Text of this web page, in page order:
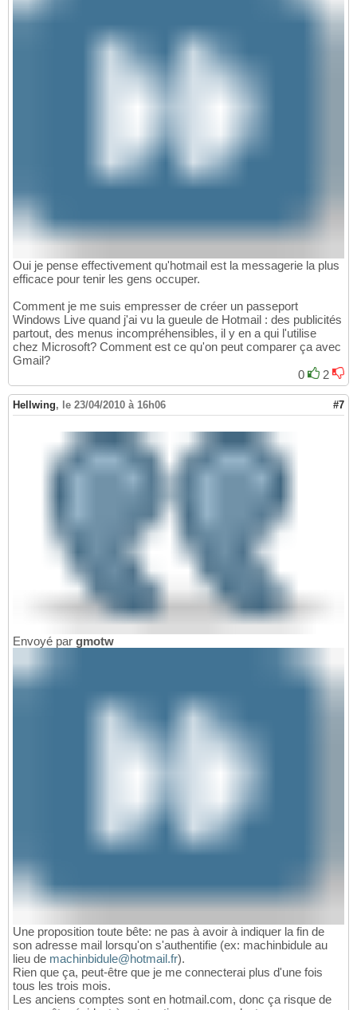
Oui je pense effectivement qu'hotmail est la messagerie la plus
efficace pour tenir les gens occuper.
Comment je me suis empresser de créer un passeport
Windows Live quand j'ai vu la gueule de Hotmail : des publicités
partout, des menus incompréhensibles, il y en a qui l'utilise
chez Microsoft? Comment est ce qu'on peut comparer ça avec
Gmail?
0
2
Hellwing, le 23/04/2010 à 16h06 #7
Envoyé par gmotw
Une proposition toute bête: ne pas à avoir à indiquer la fin de
son adresse mail lorsqu'on s'authentifie (ex: machinbidule au
lieu de machinbidule@hotmail.fr).
Rien que ça, peut-être que je me connecterai plus d'une fois
tous les trois mois.
Les anciens comptes sont en hotmail.com, donc ça risque de